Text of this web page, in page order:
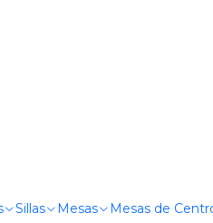
Sillas Mesas Mesas de